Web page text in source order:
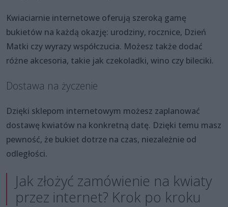
Kwiaciarnie internetowe oferują szeroką gamę
bukietów na każdą okazję: urodziny, rocznice, Dzień
Matki czy wyrazy współczucia. Możesz także dodać
różne akcesoria, takie jak czekoladki, wino czy bileciki.
Dostawa na życzenie
Dzięki sklepom internetowym możesz zaplanować
dostawę kwiatów na konkretną datę. Dzięki temu masz
pewność, że bukiet dotrze na czas, niezależnie od
odległości.
Jak złożyć zamówienie na kwiaty
przez internet? Krok po kroku